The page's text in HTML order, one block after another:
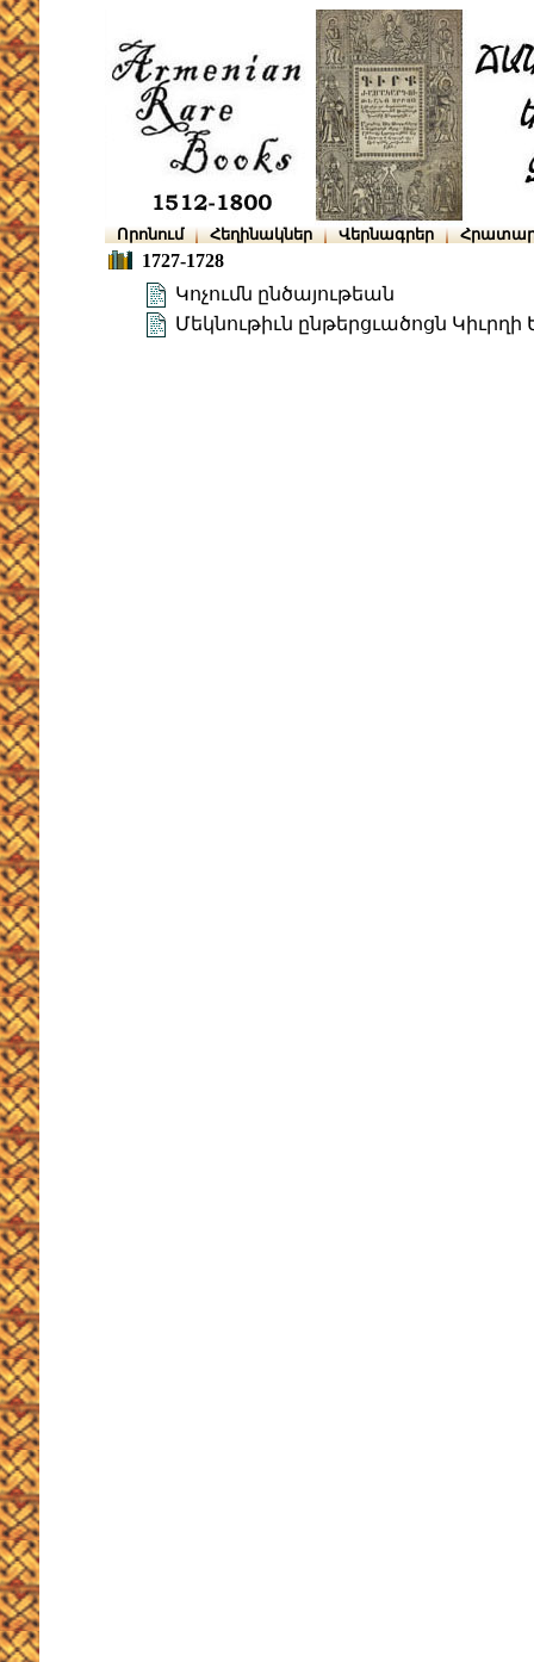
Որոնում Հեղինակներ Վերնագրեր
1727-1728
Կոչումն ընծայութեան
Մեկնութիւն ընթերցւածոցն Կիւրղի